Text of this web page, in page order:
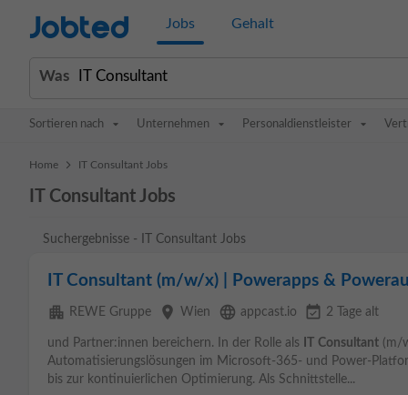
Jobted Jobs Gehalt
Was
Sortieren nach Unternehmen Personaldienstleister
Home > IT Consultant Jobs
IT Consultant Jobs
Suchergebnisse - IT Consultant Jobs
IT Consultant (m/w/x) | Powerapps &
apartment REWE Gruppe place Wien language appcast.io event_available 2 Tage alt
und Partner:innen bereichern. In der Rolle als Consultant (m/
Automatisierungslösungen im Microsoft-365- und Power-
bis zur kontinuierlichen Optimierung. Als Schnittstelle...